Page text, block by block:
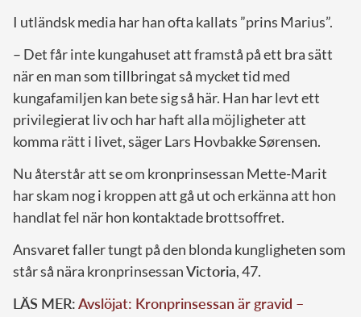
I utländsk media har han ofta kallats ”prins Marius”.
– Det får inte kungahuset att framstå på ett bra sätt
när en man som tillbringat så mycket tid med
kungafamiljen kan bete sig så här. Han har levt ett
privilegierat liv och har haft alla möjligheter att
komma rätt i livet, säger Lars Hovbakke Sørensen.
Nu återstår att se om kronprinsessan Mette-Marit
har skam nog i kroppen att gå ut och erkänna att hon
handlat fel när hon kontaktade brottsoffret.
Ansvaret faller tungt på den blonda kungligheten som
står så nära kronprinsessanVictoria, 47.
LÄS MER:Avslöjat: Kronprinsessan är gravid –